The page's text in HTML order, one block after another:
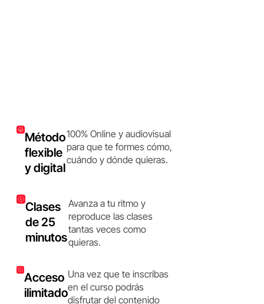
Método
flexible
y digital
100% Online y audiovisual
para que te formes cómo,
cuándo y dónde quieras.
Clases
de 25
minutos
Avanza a tu ritmo y
reproduce las clases
tantas veces como
quieras.
Acceso
ilimitado
Una vez que te inscribas
en el curso podrás
disfrutar del contenido